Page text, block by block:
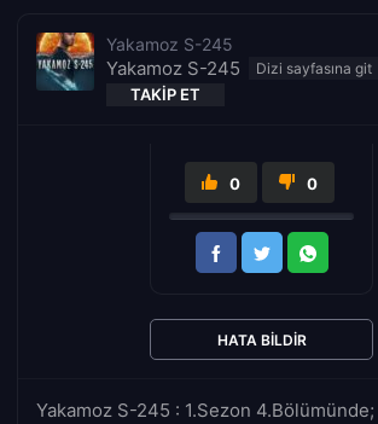
Yakamoz S-245
Yakamoz S-245
TAKIP ET
Yakamoz S-245 : 1.Sezon 4.Bölümünde;
0 0
HATA BILDIR